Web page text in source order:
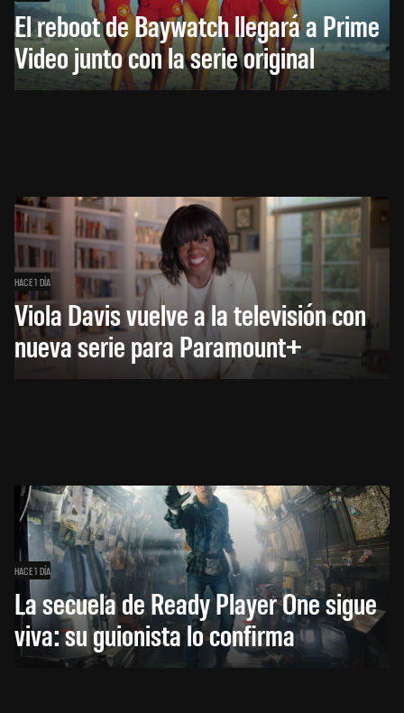
El reboot de Baywatch llegará a Prime
Video junto con la serie original
HACE 1 DÍA
Viola Davis vuelve a la televisión con
nueva serie para Paramount+
HACE 1 DÍA
La secuela de Ready Player One sigue
viva: su guionista lo confirma